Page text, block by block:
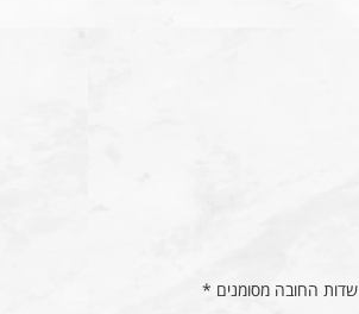
שדות החובה מסומנים *